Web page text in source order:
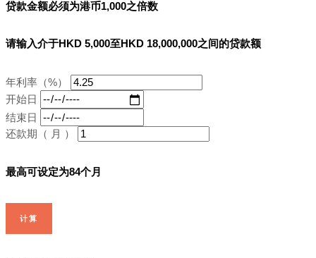
贷款金额必须为港币1,000之倍数
请输入介于HKD 5,000至HKD 18,000,000之间的贷款额
年利率（%）
开始日
结束日
还款期（ 月 ）
最高可设定为84个月
计算